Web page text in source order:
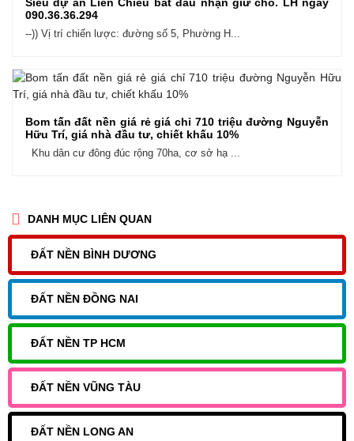
090.36.36.294
--)) Vị trí chiến lược: đường số 5, Phường H...
Bom tấn đất nền giá rẻ giá chỉ 710 triệu đường Nguyễn
Hữu Trí, giá nhà đầu tư, chiết khấu 10%
Khu dân cư đông đúc rộng 70ha, cơ sở hạ ...
DANH MỤC LIÊN QUAN
ĐẤT NỀN BÌNH DƯƠNG
ĐẤT NỀN ĐỒNG NAI
ĐẤT NỀN TP HCM
ĐẤT NỀN VŨNG TÀU
ĐẤT NỀN LONG AN